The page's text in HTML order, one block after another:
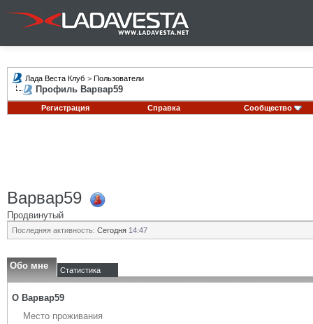
Лада Веста Клуб > Пользователи
Профиль Варвар59
Регистрация Справка Сообщество
Варвар59
Продвинутый
Последняя активность: Сегодня 14:47
Обо мне Статистика
О Варвар59
Место проживания